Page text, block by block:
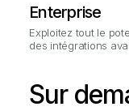
Enterprise
Exploitez tout le
des intégrations
Sur